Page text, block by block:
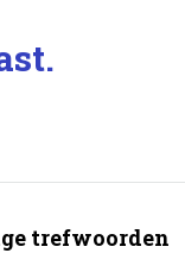
trefwoorden